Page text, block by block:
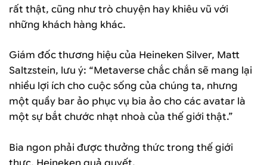
rất thật, cũng như trò chuyện hay khiêu vũ với
những khách hàng khác.
Giám đốc thương hiệu của Heineken Silver, Matt
Saltzstein, lưu ý: “Metaverse chắc chắn sẽ mang lại
nhiều lợi ích cho cuộc sống của chúng ta, nhưng
một quầy bar ảo phục vụ bia ảo cho các avatar là
một sự bắt chước nhạt nhoà của thế giới thật.”
Bia ngon phải được thưởng thức trong thế giới
thực, Heineken quả quyết.